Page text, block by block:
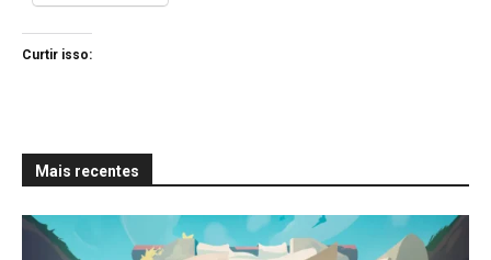
Curtir isso:
Mais recentes